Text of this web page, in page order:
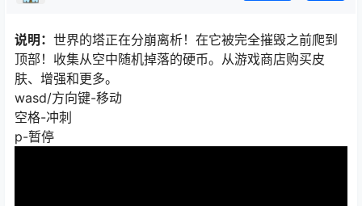
说明： 世界的塔正在分崩离析！在它被完全摧毁之前爬到
顶部！收集从空中随机掉落的硬币。从游戏商店购买皮
肤、增强和更多。
wasd/方向键-移动
空格-冲刺
p-暂停